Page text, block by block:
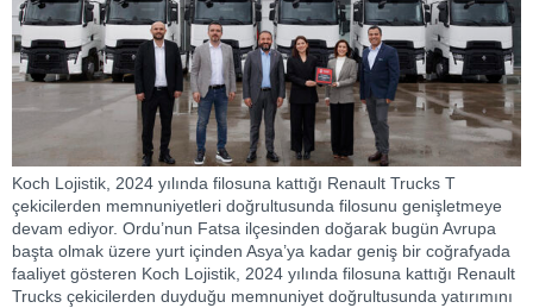
Koch Lojistik, 2024 yılında filosuna kattığı Renault Trucks T
çekicilerden memnuniyetleri doğrultusunda filosunu genişletmeye
devam ediyor. Ordu’nun Fatsa ilçesinden doğarak bugün Avrupa
başta olmak üzere yurt içinden Asya’ya kadar geniş bir coğrafyada
faaliyet gösteren Koch Lojistik, 2024 yılında filosuna kattığı Renault
Trucks çekicilerden duyduğu memnuniyet doğrultusunda yatırımını